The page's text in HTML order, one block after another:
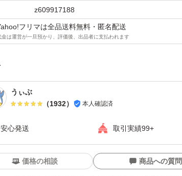
ければ幸いです。
z609917188
フリマは全品送料無料・匿名配送
金は運営が一旦預かり、評価後、出品者に支払われます
うぃぶ
（1932） 本人確認済
安心発送 取引実績99+
価格の相談 商品への質問